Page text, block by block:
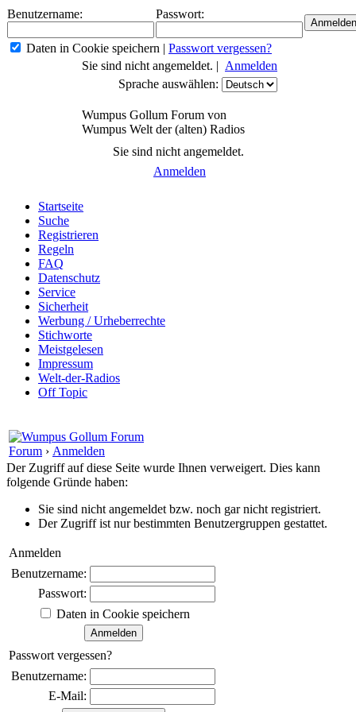
Benutzername: Passwort:
Daten in Cookie speichern | Passwort vergessen?
Sie sind nicht angemeldet. | Anmelden
Sprache auswählen:
Wumpus Gollum Forum von
Wumpus Welt der (alten) Radios
Sie sind nicht angemeldet.
Anmelden
Startseite
Suche
Registrieren
Regeln
FAQ
Datenschutz
Service
Sicherheit
Werbung / Urheberrechte
Stichworte
Meistgelesen
Impressum
Welt-der-Radios
Off Topic
Forum › Anmelden
Der Zugriff auf diese Seite wurde Ihnen verweigert. Dies kann
folgende Gründe haben:
Sie sind nicht angemeldet bzw. noch gar nicht registriert.
Der Zugriff ist nur bestimmten Benutzergruppen gestattet.
Anmelden
Benutzername:
Passwort:
Daten in Cookie speichern
Passwort vergessen?
Benutzername:
E-Mail: